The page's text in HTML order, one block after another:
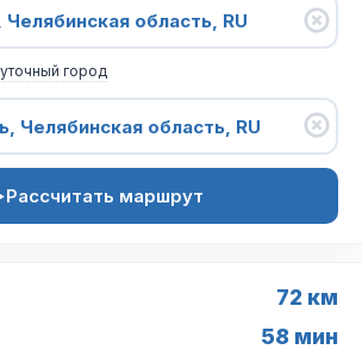
город
Рассчитать маршрут
72 км
58 мин